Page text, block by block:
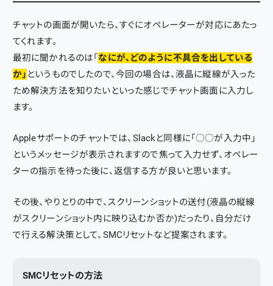
チャットの画面が開いたら、すぐにオペレーターが対応にあたっ
てくれます。
最初に聞かれるのは「なにが、どのように不具合を出している
か」 というものでしたので、今回の場合は、液晶に縦線が入った
ため解決方法を知りたいといった感じでチャット画面に入力し
ます。
Appleサポートのチャットでは、Slackと同様に「○○が入力中」
というメッセージが表示されますので焦って入力せず、オペレー
ターの指示を待った後に、返信する方が良いと思います。
その後、やりとりの中で、スクリーンショットの送付(液晶の縦線
がスクリーンショット内に映り込むか否か)だったり、自分だけ
で行える解決策として、SMCリセットなど提案されます。
SMCリセットの方法